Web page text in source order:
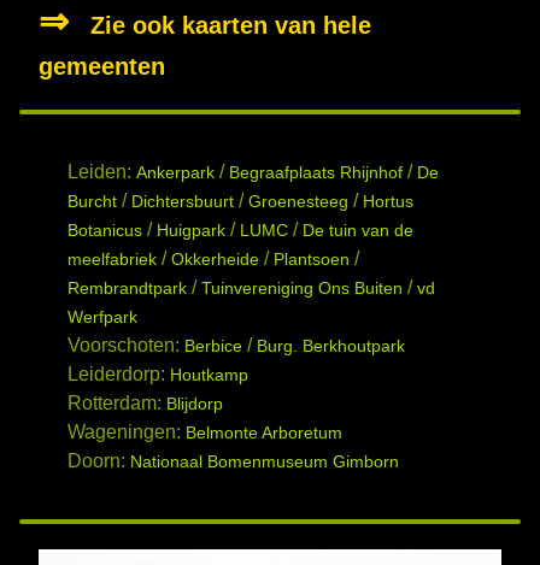
⇒ Zie ook kaarten van hele
gemeenten
Leiden: Ankerpark / Begraafplaats Rhijnhof / De
Burcht / Dichtersbuurt /Groenesteeg / Hortus
Botanicus / Huigpark / LUMC / De tuin van de
meelfabriek /Okkerheide / Plantsoen /
Rembrandtpark /Tuinvereniging Ons Buiten /vd
Werfpark
Voorschoten: Berbice / Burg. Berkhoutpark
Leiderdorp: Houtkamp
Rotterdam: Blijdorp
Wageningen: Belmonte Arboretum
Doorn: Nationaal Bomenmuseum Gimborn